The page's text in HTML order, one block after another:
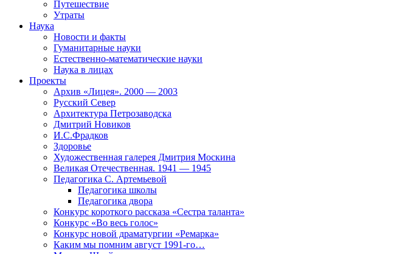
Путешествие
Утраты
Наука
Новости и факты
Гуманитарные науки
Естественно-математические науки
Наука в лицах
Проекты
Архив «Лицея». 2000 — 2003
Русский Север
Архитектура Петрозаводска
Дмитрий Новиков
И.С.Фрадков
Здоровье
Художественная галерея Дмитрия Москина
Великая Отечественная. 1941 — 1945
Педагогика С. Артемьевой
Педагогика школы
Педагогика двора
Конкурс короткого рассказа «Сестра таланта»
Конкурс «Во весь голос»
Конкурс новой драматургии «Ремарка»
Каким мы помним август 1991-го…